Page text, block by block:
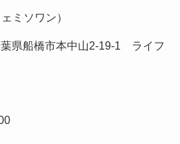
ミソワン）
県船橋市本中山2-19-1 ライフ